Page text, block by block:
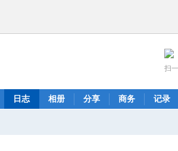
扫
日志 相册 分享 商务 记录